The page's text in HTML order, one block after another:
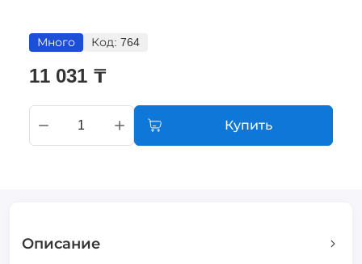
Много Код: 764
11 031 ₸
Купить
Описание